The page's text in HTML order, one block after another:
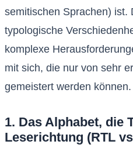
semitischen Sprachen) ist.
typologische
komplexe
mit sich, die nur von sehr
gemeistert werden können.
1. Das Alphabet, die
Leserichtung (RTL